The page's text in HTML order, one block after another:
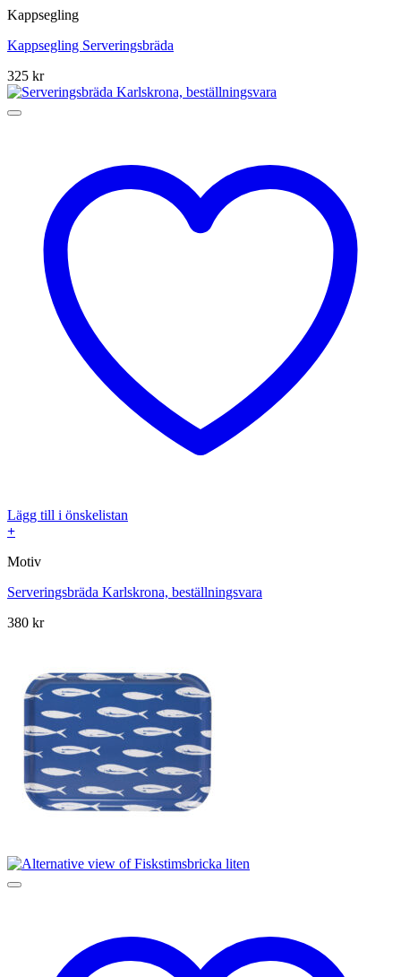
Kappsegling
Kappsegling Serveringsbräda
325 kr
Lägg till i önskelistan
+
Motiv
Serveringsbräda Karlskrona, beställningsvara
380 kr